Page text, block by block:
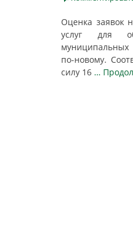
Оценка заявок
услуг для
муниципальных
по-новому.
силу 16 …